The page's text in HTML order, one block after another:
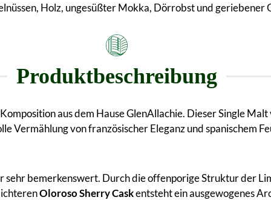
Holz, ungesüßter Mokka, Dörrobst und geriebener
Produktbeschreibung
aus dem Hause GlenAllachie. Dieser Single
Vermählung von französischer Eleganz und spanischem
sehr bemerkenswert. Durch die offenporige Struktur der
Oloroso Sherry Caskentsteht ein ausgewogenes